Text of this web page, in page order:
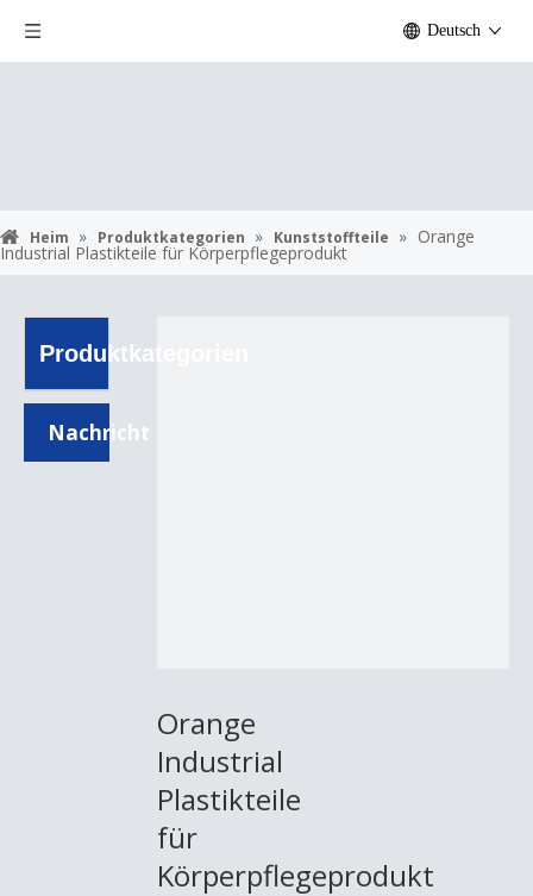
Deutsch
Heim » Produktkategorien » Kunststoffteile » Orange
Industrial Plastikteile für Körperpflegeprodukt
Produktkategorien
Nachricht
Orange
Industrial
Plastikteile
für
Körperpflegeprodukt